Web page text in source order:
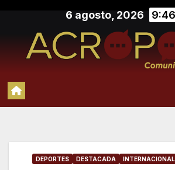
contenido
6 agosto, 2026
DEPORTES DESTACADA INTERNACIONAL